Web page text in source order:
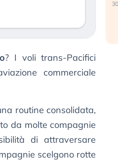
? I voli trans-Pacifici
commerciale
routine consolidata,
da molte compagnie
di attraversare
scelgono rotte